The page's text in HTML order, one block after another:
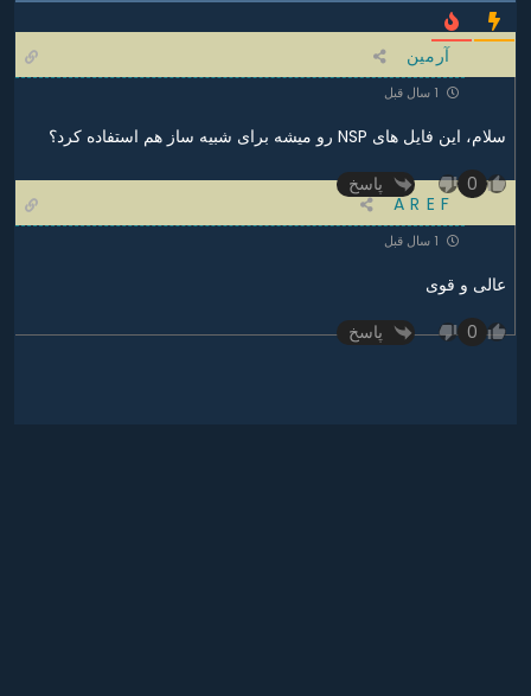
آرمین
سلام، این فایل های NSP رو میشه برای شبیه ساز هم استفاده کرد؟
0
پاسخ
A R E F
عالی و قوی
0
پاسخ